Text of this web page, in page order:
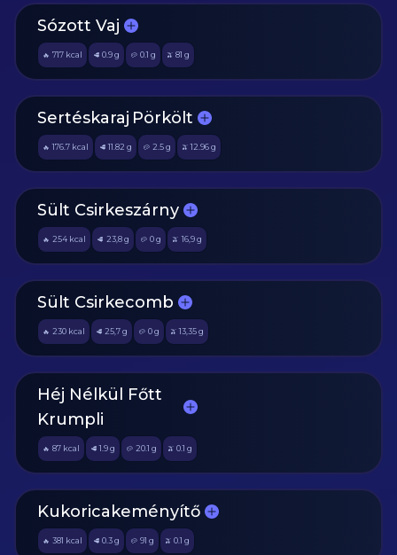
Sózott Vaj
🔥 717 kcal 🥩 0.9g 🥔 0.1 g 🫒 81 g
Sertéskaraj Pörkölt
🔥 176.7 kcal 🥩 11.82 g 🥔 2.5 g 🫒 12.96g
Sült Csirkeszárny
🔥 254 kcal 🥩 23,8g 🥔 0 g 🫒 16,9g
Sült Csirkecomb
🔥 230 kcal 🥩 25,7g 🥔 0 g 🫒 13,35g
Héj Nélkül Főtt
Krumpli
🔥 87 kcal 🥩 1.9g 🥔 20.1 g 🫒 0.1 g
Kukoricakeményítő
🔥 381 kcal 🥩 0.3g 🥔 91 g 🫒 0.1 g